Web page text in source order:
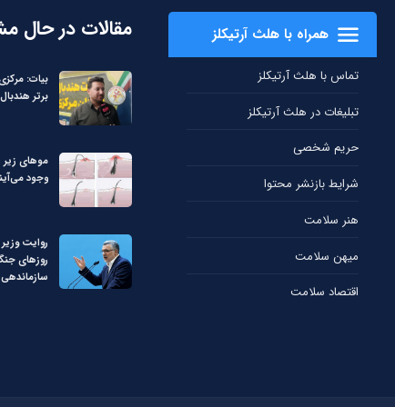
همراه با هلث آرتیکلز
تماس با هلث آرتیکلز
تبلیغات در هلث آرتیکلز
حریم شخصی
شرایط بازنشر محتوا
هنر سلامت
میهن سلامت
اقتصاد سلامت
مقالات در حال
برتر
مو‌های زیر
وجود
روایت
روزهای